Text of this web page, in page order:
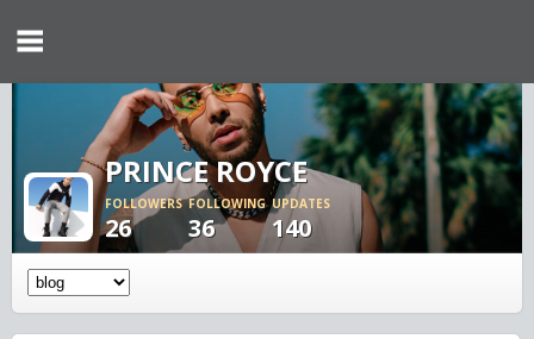
PRINCE ROYCE
FOLLOWERS
26
FOLLOWING
36
UPDATES
140